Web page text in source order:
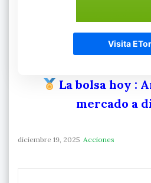
Visita
La bolsa hoy :
mercado a
diciembre 19, 2025 Acciones